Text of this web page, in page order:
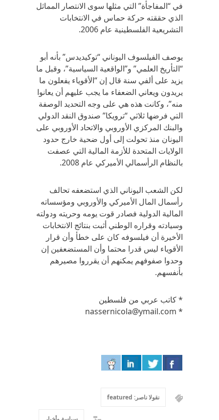
في “المفاجأة” التي مثلها سوى الانتصار المماثل
الذي حققته حركة حماس في الانتخابات
التشريعية الفلسطينية عام 2006.
يوصف الفيلسوف اليوناني “توكيديدس” بأنه أبو
“التأريخ العلمي” و”الواقعية السياسية”، وقبل ما
يزيد على ألفي سنة قال إن “الأقوياء يفعلون ما
يريدون ويعاني الضعفاء ما يجب عليهم أن يعانوا
منه”، وكانت هذه هي على وجه التحديد الوصفة
التي فرضها ثلاثي “ترويكا” صندوق النقد الدولي
والبنك المركزي الأوروبي والاتحاد الأوروبي على
اليونان منذ تحولت إلى أول ضحية خارج حدود
الولايات المتحدة للأزمة المالية التي عصفت
بالنظام الرأسمالي الأميركي عام 2008.
لكن الشعب اليوناني الذي استضعفه تحالف
رأسمال المال الأميركي والأوروبي ومؤسساته
المالية الدولية فصادر قوت يومه وحريته ودولته
وسيادته وقراره الوطني أثبت بنتائج الانتخابات
الأخيرة أن فيلسوفه كان على خطأ وأن قرار
الأقوياء ليس قدرا محتما وأن المستضعفين إن
وحدوا صفوفهم يمكنهم أن يقرروا مصيرهم
بأنفسهم.
* كاتب عربي من فلسطين
* nassernicola@ymail.com
نقولا ناصر: featured